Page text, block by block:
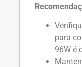
para
96W é